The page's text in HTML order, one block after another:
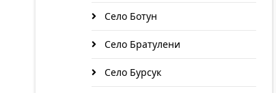
Село Ботун
Село Братулени
Село Бурсук